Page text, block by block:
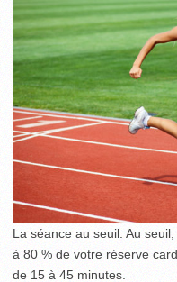
La séance au seuil: Au
à 80 % de votre réserve
de 15 à 45 minutes.